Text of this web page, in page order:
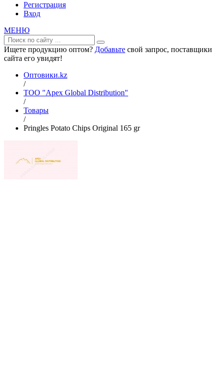
Регистрация
Вход
МЕНЮ
Ищете продукцию оптом? Добавьте свой запрос, поставщики
сайта его увидят!
Оптовики.kz
/
ТОО "Apex Global Distribution"
/
Товары
/
Pringles Potato Chips Original 165 gr